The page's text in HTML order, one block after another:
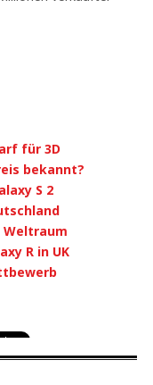
für 3D
bekannt?
S 2
Weltraum
R in UK